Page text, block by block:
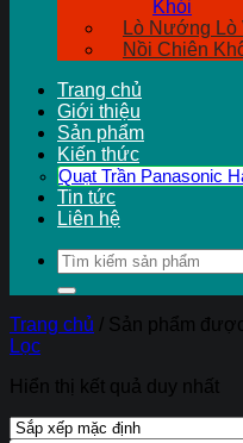
Khói
Lò Nướng Lò
Nồi Chiên
Trang chủ
Giới thiệu
Sản phẩm
Kiến thức
Quạt Trần Panasonic
Tin tức
Liên hệ
Tìm
kiếm:
Trang chủ / Sản phẩm
Lọc
Hiển thị kết quả duy nhất